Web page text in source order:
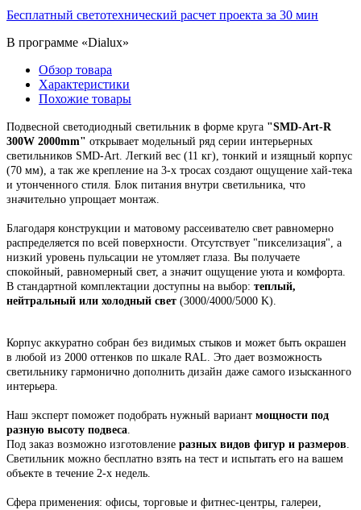
Бесплатный светотехнический расчет проекта за 30 мин
В программе «Dialux»
Обзор товара
Характеристики
Похожие товары
Подвесной светодиодный светильник в форме круга "SMD-Art-R
300W 2000mm" открывает модельный ряд серии интерьерных
светильников SMD-Art. Легкий вес (11 кг), тонкий и изящный корпус
(70 мм), а так же крепление на 3-х тросах создают ощущение хай-тека
и утонченного стиля. Блок питания внутри светильника, что
значительно упрощает монтаж.
Благодаря конструкции и матовому рассеивателю свет равномерно
распределяется по всей поверхности. Отсутствует "пикселизация", а
низкий уровень пульсации не утомляет глаза. Вы получаете
спокойный, равномерный свет, а значит ощущение уюта и комфорта.
В стандартной комплектации доступны на выбор: теплый,
нейтральный или холодный свет (3000/4000/5000 K).
Корпус аккуратно собран без видимых стыков и может быть окрашен
в любой из 2000 оттенков по шкале RAL. Это дает возможность
светильнику гармонично дополнить дизайн даже самого изысканного
интерьера.
Наш эксперт поможет подобрать нужный вариант мощности под
разную высоту подвеса.
Под заказ возможно изготовление разных видов фигур и размеров.
Светильник можно бесплатно взять на тест и испытать его на вашем
объекте в течение 2-х недель.
Сфера применения: офисы, торговые и фитнес-центры, галереи,